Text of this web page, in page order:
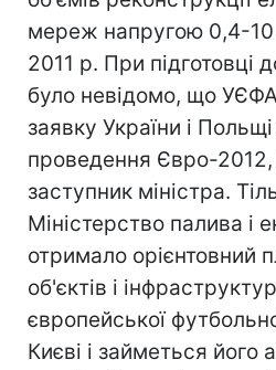
мереж напругою 0,4-
2011 р. При підготовці
було невідомо, що
заявку України і
проведення Євро-
заступник міністра.
Міністерство палива і
отримало орієнтовний
об'єктів і
європейської
Києві і займеться його